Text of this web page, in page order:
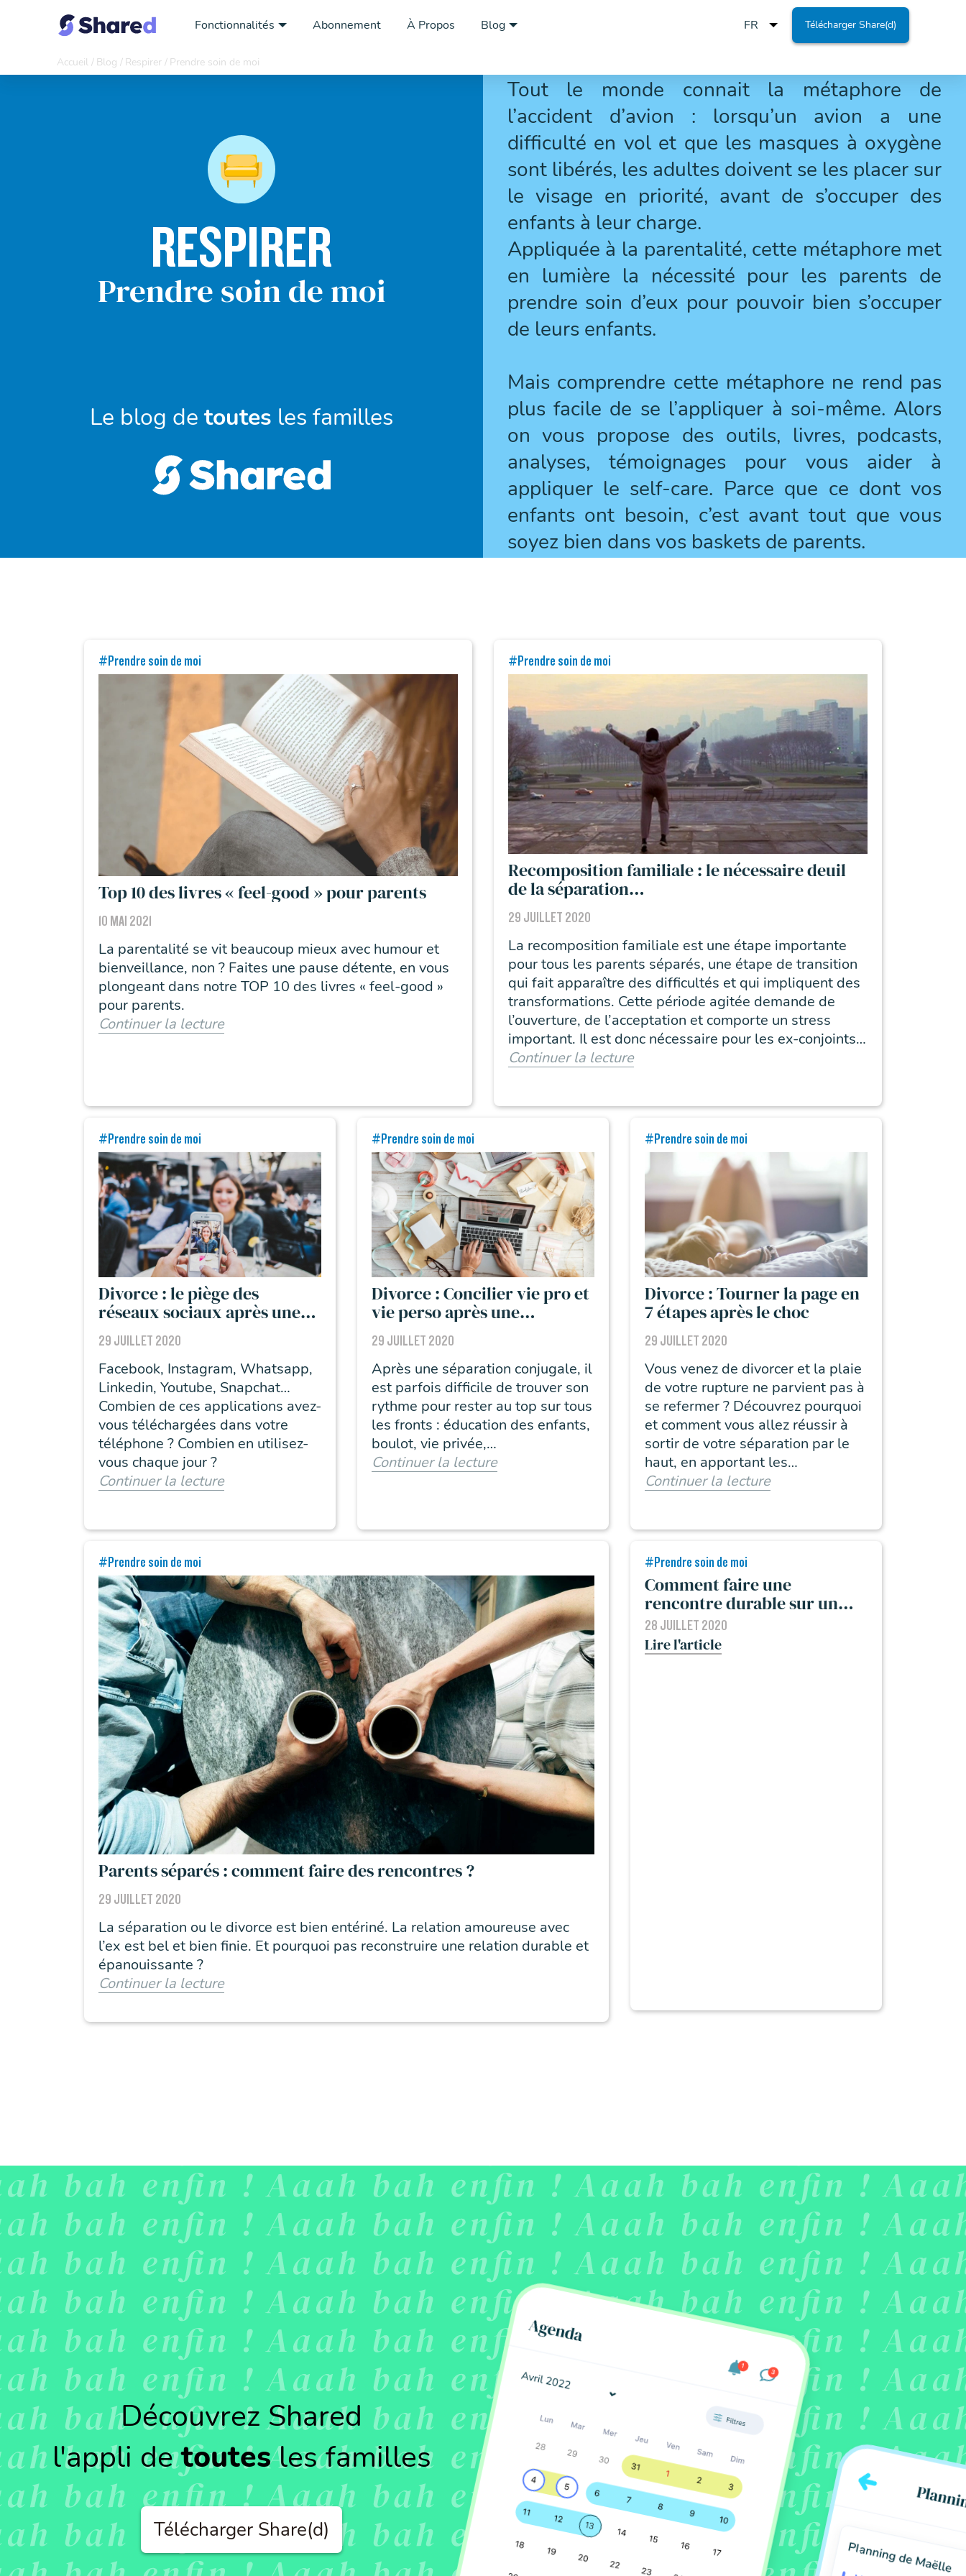
Fonctionnalités Abonnement À Propos Blog Télécharger Share(d)
Accueil Blog Respirer Prendre soin de moi
RESPIRER
Prendre soin de moi
Le blog detoutes les familles
Tout le monde connait la métaphore de
l’accident d’avion : lorsqu’un avion a une
difficulté en vol et que les masques à oxygène
sont libérés, les adultes doivent se les placer sur
le visage en priorité, avant de s’occuper des
enfants à leur charge.
Appliquée à la parentalité, cette métaphore met
en lumière la nécessité pour les parents de
prendre soin d’eux pour pouvoir bien s’occuper
de leurs enfants.
Mais comprendre cette métaphore ne rend pas
plus facile de se l’appliquer à soi-même. Alors
on vous propose des outils, livres, podcasts,
analyses, témoignages pour vous aider à
appliquer le self-care. Parce que ce dont vos
enfants ont besoin, c’est avant tout que vous
soyez bien dans vos baskets de parents.
#Prendre soin de moi
Top 10 des livres « feel-good » pour parents
10 MAI 2021
La parentalité se vit beaucoup mieux avec humour et
bienveillance, non ? Faites une pause détente, en vous
plongeant dans notre TOP 10 des livres « feel-good »
pour parents.
Continuer la lecture
#Prendre soin de moi
Recomposition familiale : le nécessaire deuil
de la séparation…
29 JUILLET 2020
La recomposition familiale est une étape importante
pour tous les parents séparés, une étape de transition
qui fait apparaître des difficultés et qui impliquent des
transformations. Cette période agitée demande de
l’ouverture, de l’acceptation et comporte un stress
important. Il est donc nécessaire pour les ex-conjoints
de faire le deuil de l’union précédente.
Continuer la lecture
#Prendre soin de moi
Divorce : le piège des
réseaux sociaux après une
séparation
29 JUILLET 2020
Facebook, Instagram, Whatsapp,
Linkedin, Youtube, Snapchat…
Combien de ces applications avez-
vous téléchargées dans votre
téléphone ? Combien en utilisez-
vous chaque jour ?
Continuer la lecture
#Prendre soin de moi
Divorce : Concilier vie pro et
vie perso après une
séparation
29 JUILLET 2020
Après une séparation conjugale, il
est parfois difficile de trouver son
rythme pour rester au top sur tous
les fronts : éducation des enfants,
boulot, vie privée,…
Continuer la lecture
#Prendre soin de moi
Divorce : Tourner la page en
7 étapes après le choc
29 JUILLET 2020
Vous venez de divorcer et la plaie
de votre rupture ne parvient pas à
se refermer ? Découvrez pourquoi
et comment vous allez réussir à
sortir de votre séparation par le
haut, en apportant les
changements dont votre quotidien
Continuer la lecture
#Prendre soin de moi
Parents séparés : comment faire des rencontres ?
29 JUILLET 2020
La séparation ou le divorce est bien entériné. La relation amoureuse avec
l’ex est bel et bien finie. Et pourquoi pas reconstruire une relation durable et
épanouissante ?
Continuer la lecture
#Prendre soin de moi
Comment faire une
rencontre durable sur un
site de rencontre ?
28 JUILLET 2020
Lire l'article
Découvrez Shared
l'appli detoutesles familles
Télécharger Share(d)